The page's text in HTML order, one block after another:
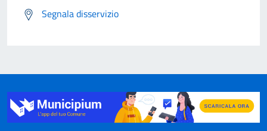
Segnala disservizio